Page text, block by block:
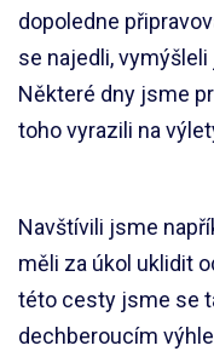
dopoledne
se najedli,
Některé dny jsme
toho vyrazili na
Navštívili jsme
měli za úkol uklidit
této cesty jsme se
dechberoucím